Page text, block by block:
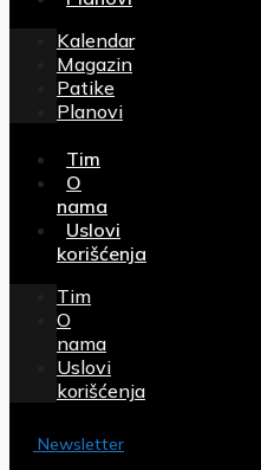
Kalendar
Magazin
Patike
Planovi
Tim
O
nama
Uslovi
korišćenja
Tim
O
nama
Uslovi
korišćenja
Newsletter